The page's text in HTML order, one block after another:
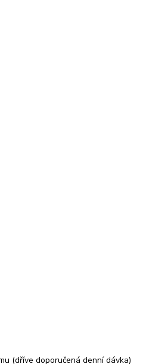
(dříve doporučená denní dávka)